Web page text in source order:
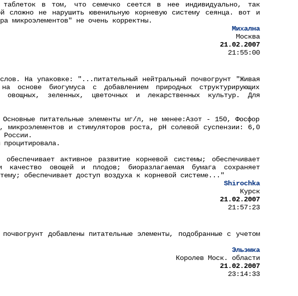
в том, что семечко сеется в нее индивидуально, так
сложно не нарушить ювенильную корневую систему сеянца. вот и
микроэлементов" не очень корректны.
Михална
Москва
21.02.2007
21:55:00
На упаковке: "...питательный нейтральный почвогрунт "Живая
основе биогумуса с добавлением природных структурирующих
овощных, зеленных, цветочных и лекарственных культур. Для
Основные питательные элементы мг/л, не менее:Азот - 150, Фосфор
и стимуляторов роста, pH солевой суспензии: 6,0
активное развитие корневой системы; обеспечивает
качество овощей и плодов; биоразлагаемая бумага сохраняет
обеспечивает доступ воздуха к корневой системе..."
Shirochka
Курск
21.02.2007
21:57:23
добавлены питательные элементы, подобранные с учетом
Эльэмка
Королев Моск. области
21.02.2007
23:14:33